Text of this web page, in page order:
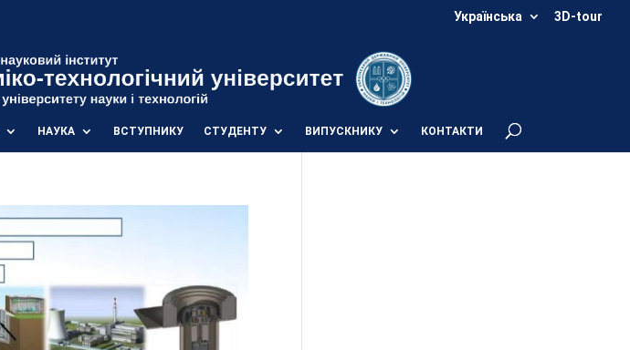
Українська 3D-tour
НАУКА ВСТУПНИКУ СТУДЕНТУ ВИПУСКНИКУ КОНТАКТИ